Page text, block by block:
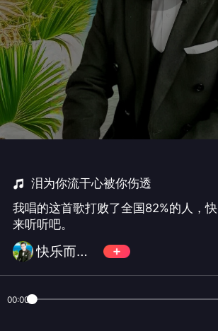
泪为你流干心被你伤透
我唱的这首歌打败了全国82%的人，快
来听听吧。
快乐而潇洒482
00:00